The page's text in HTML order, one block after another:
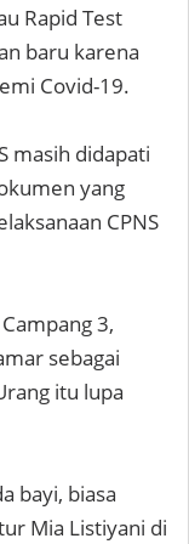
Rapid Test
baru karena
Covid-19.
masih didapati
yang
CPNS
3,
sebagai
itu lupa
bayi, biasa
Mia Listiyani di